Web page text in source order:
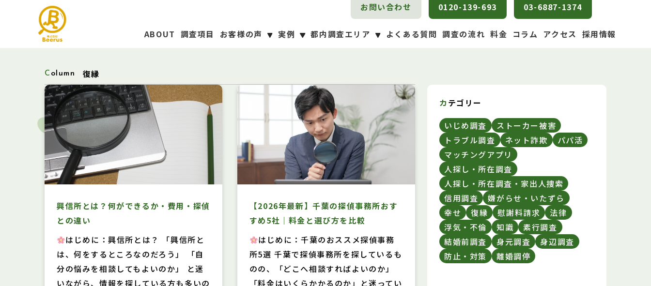
お問い合わせ 0120-139-693 03-6887-1374
ABOUT 調査項目 お客様の声 実例 都内調査エリア よくある質問 調査の流れ 料金 コラム アクセス 採用情報
Column 復縁
興信所とは？何ができるか・費用・探偵
との違い
はじめに：興信所とは？ 「興信所と
は、何をするところなのだろう」 「自
分の悩みを相談してもよいのか」 と迷
いながら、情報を探している方も多いの
【2026年最新】千葉の探偵事務所おす
すめ5社｜料金と選び方を比較
はじめに：千葉のおススメ探偵事務
所5選 千葉で探偵事務所を探しているも
のの、「どこへ相談すればよいのか」
「料金はいくらかかるのか」と迷ってい
カテゴリー
いじめ調査
ストーカー被害
トラブル調査
ネット詐欺
パパ活
マッチングアプリ
人探し・所在調査
人探し・所在調査・家出人捜索
信用調査
嫌がらせ・いたずら
幸せ
復縁 慰謝料請求
法律
浮気・不倫
知識
素行調査
結婚前調査
身元調査
身辺調査
防止・対策
離婚調停